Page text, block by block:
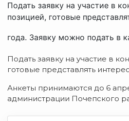
Подать заявку на участие в
позицией, готовые
года. Заявку можно подать в
Подать заявку на участие в
готовые представлять
Анкеты принимаются до 6
администрации Почепского